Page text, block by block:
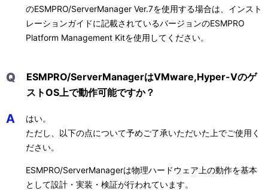
のESMPRO/ServerManager Ver.7を使用する場合は、インスト
レーションガイドに記載されているバージョンのESMPRO
Platform Management Kitを使用してください。
Q
ESMPRO/ServerManagerはVMware,Hyper-Vのゲ
ストOS上で動作可能ですか？
A
はい。
ただし、以下の点について予めご了承いただいた上でご使用く
ださい。
ESMPRO/ServerManagerは物理ハードウェア上の動作を基本
として設計・実装・検証が行われています。